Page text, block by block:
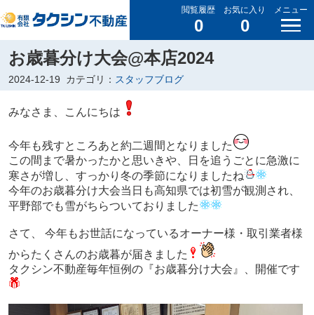
閲覧履歴
0
お気に入り
0
メニュー
お歳暮分け大会@本店2024
2024-12-19 カテゴリ： スタッフブログ
みなさま、こんにちは
今年も残すところあと約二週間となりました
この間まで暑かったかと思いきや、日を追うごとに急激に
寒さが増し、すっかり冬の季節になりましたね
今年のお歳暮分け大会当日も高知県では初雪が観測され、
平野部でも雪がちらついておりました
さて、 今年もお世話になっているオーナー様・取引業者様
からたくさんのお歳暮が届きました
タクシン不動産毎年恒例の『お歳暮分け大会』、開催です